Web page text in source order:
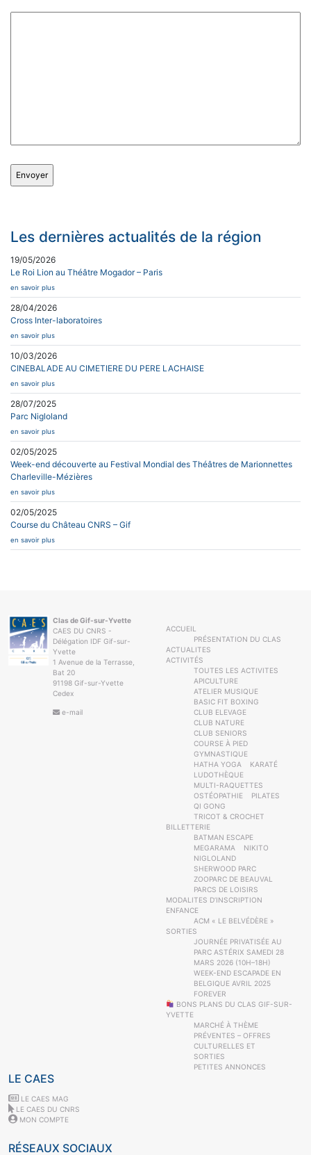
Les dernières actualités de la région
19/05/2026
Le Roi Lion au Théâtre Mogador – Paris
en savoir plus
28/04/2026
Cross Inter-laboratoires
en savoir plus
10/03/2026
CINEBALADE AU CIMETIERE DU PERE LACHAISE
en savoir plus
28/07/2025
Parc Nigloland
en savoir plus
02/05/2025
Week-end découverte au Festival Mondial des Théâtres de Marionnettes
Charleville-Mézières
en savoir plus
02/05/2025
Course du Château CNRS – Gif
en savoir plus
Clas de Gif-sur-Yvette
CAES DU CNRS -
Délégation IDF Gif-sur-
Yvette
1 Avenue de la Terrasse,
Bat 20
91198 Gif-sur-Yvette
Cedex
e-mail
ACCUEIL
PRÉSENTATION DU CLAS
ACTUALITES
ACTIVITÉS
TOUTES LES ACTIVITES
APICULTURE
ATELIER MUSIQUE
BASIC FIT BOXING
CLUB ELEVAGE
CLUB NATURE
CLUB SENIORS
COURSE À PIED
GYMNASTIQUE
HATHA YOGA
KARATÉ
LUDOTHÈQUE
MULTI-RAQUETTES
OSTÉOPATHIE
PILATES
QI GONG
TRICOT & CROCHET
BILLETTERIE
BATMAN ESCAPE
MEGARAMA
NIKITO
NIGLOLAND
SHERWOOD PARC
ZOOPARC DE BEAUVAL
PARCS DE LOISIRS
MODALITES D’INSCRIPTION
ENFANCE
ACM « LE BELVÉDÈRE »
SORTIES
JOURNÉE PRIVATISÉE AU
PARC ASTÉRIX SAMEDI 28
MARS 2026 (10H–18H)
WEEK-END ESCAPADE EN
BELGIQUE AVRIL 2025
FOREVER
BONS PLANS DU CLAS GIF-SUR-
YVETTE
MARCHÉ À THÈME
PRÉVENTES – OFFRES
CULTURELLES ET
SORTIES
PETITES ANNONCES
LE CAES
LE CAES MAG
LE CAES DU CNRS
MON COMPTE
RÉSEAUX SOCIAUX